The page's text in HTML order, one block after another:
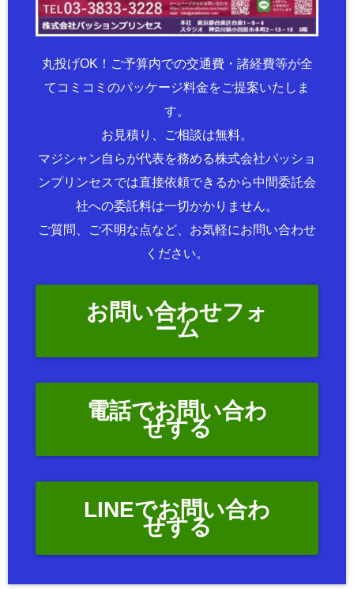
丸投げOK！ご予算内での交通費・諸経費等が全
てコミコミのパッケージ料金をご提案いたしま
す。
お見積り、ご相談は無料。
マジシャン自らが代表を務める株式会社パッショ
ンプリンセスでは直接依頼できるから中間委託会
社への委託料は一切かかりません。
ご質問、ご不明な点など、お気軽にお問い合わせ
ください。
お問い合わせフォ
ーム
電話でお問い合わ
せする
LINEでお問い合わ
せする